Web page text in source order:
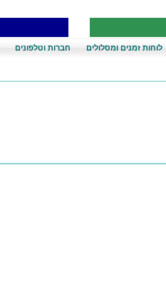
לוחות זמנים ומסלולים חברות וטלפונים